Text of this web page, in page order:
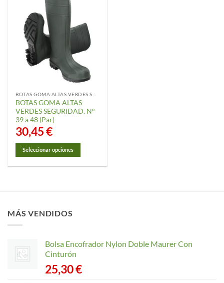
BOTAS GOMA ALTAS
VERDES SEGURIDAD. Nº
39 a 48 (Par)
30,45€
Seleccionar opciones
Las
opciones
elegir
MÁS VENDIDOS
Bolsa Encofrador Nylon Doble Maurer Con
Cinturón
25,30€